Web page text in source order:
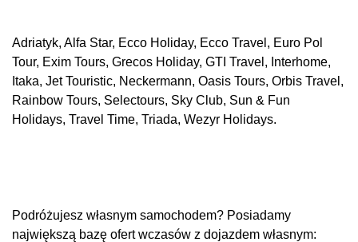
Adriatyk, Alfa Star, Ecco Holiday, Ecco Travel, Euro Pol
Tour, Exim Tours, Grecos Holiday, GTI Travel, Interhome,
Itaka, Jet Touristic, Neckermann, Oasis Tours, Orbis Travel,
Rainbow Tours, Selectours, Sky Club, Sun & Fun
Holidays, Travel Time, Triada, Wezyr Holidays.
Podróżujesz własnym samochodem? Posiadamy
największą bazę ofert wczasów z dojazdem własnym: